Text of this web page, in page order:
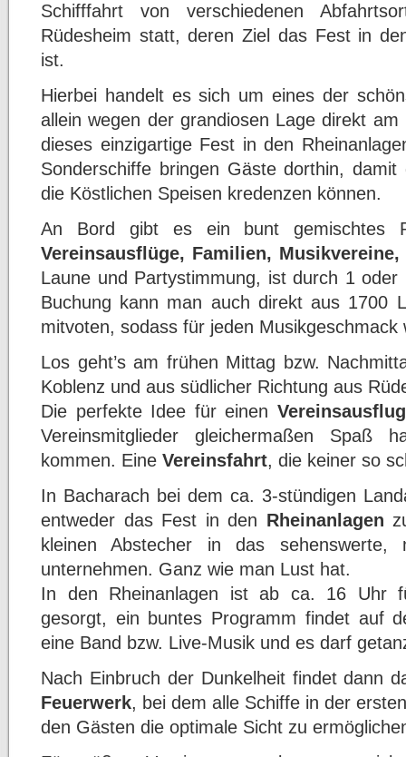
Schifffahrt von verschiedenen
Rüdesheim statt, deren Ziel das Fest in
ist.
Hierbei handelt es sich um eines der
allein wegen der grandiosen Lage direkt
dieses einzigartige Fest in den
Sonderschiffe bringen Gäste dorthin,
die Köstlichen Speisen kredenzen können.
An Bord gibt es ein bunt gemischtes
Vereinsausflüge, Familien, Musikvereine,
Laune und Partystimmung, ist durch 1
Buchung kann man auch direkt aus 1700
mitvoten, sodass für jeden Musikgeschmack
Los geht’s am frühen Mittag bzw.
Koblenz und aus südlicher Richtung aus
Die perfekte Idee für einen Vereinsausflug
Vereinsmitglieder gleichermaßen
kommen. Eine Vereinsfahrt, die keiner so
In Bacharach bei dem ca. 3-stündigen
entweder das Fest in den Rheinanlagen
kleinen Abstecher in das sehenswerte,
unternehmen. Ganz wie man Lust hat.
In den Rheinanlagen ist ab ca. 16 Uhr
gesorgt, ein buntes Programm findet auf
eine Band bzw. Live-Musik und es darf
Nach Einbruch der Dunkelheit findet dann
Feuerwerk, bei dem alle Schiffe in der
den Gästen die optimale Sicht zu